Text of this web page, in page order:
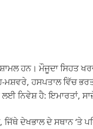
ਹਨ। ਮੌਜੂਦਾ ਸਿਹਤ
ਮਸ਼ਵਰੇ, ਹਸਪਤਾਲ ਵਿੱਚ
ਨਿਵੇਸ਼ ਹੈ: ਇਮਾਰਤਾਂ,
ਦੇਖਭਾਲ ਦੇ ਸਥਾਨ ‘ਤੇ